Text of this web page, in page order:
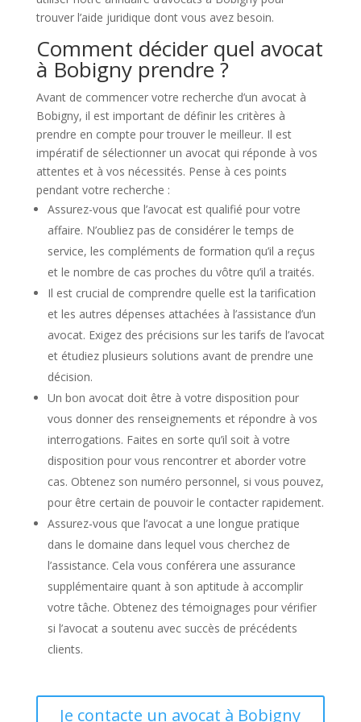
trouver l’aide juridique dont vous avez besoin.
Comment décider quel avocat
à Bobigny prendre ?
Avant de commencer votre recherche d’un avocat à
Bobigny, il est important de définir les critères à
prendre en compte pour trouver le meilleur. Il est
impératif de sélectionner un avocat qui réponde à vos
attentes et à vos nécessités. Pense à ces points
pendant votre recherche :
Assurez-vous que l’avocat est qualifié pour votre
affaire. N’oubliez pas de considérer le temps de
service, les compléments de formation qu’il a reçus
et le nombre de cas proches du vôtre qu’il a traités.
Il est crucial de comprendre quelle est la tarification
et les autres dépenses attachées à l’assistance d’un
avocat. Exigez des précisions sur les tarifs de l’avocat
et étudiez plusieurs solutions avant de prendre une
décision.
Un bon avocat doit être à votre disposition pour
vous donner des renseignements et répondre à vos
interrogations. Faites en sorte qu’il soit à votre
disposition pour vous rencontrer et aborder votre
cas. Obtenez son numéro personnel, si vous pouvez,
pour être certain de pouvoir le contacter rapidement.
Assurez-vous que l’avocat a une longue pratique
dans le domaine dans lequel vous cherchez de
l’assistance. Cela vous conférera une assurance
supplémentaire quant à son aptitude à accomplir
votre tâche. Obtenez des témoignages pour vérifier
si l’avocat a soutenu avec succès de précédents
clients.
Je contacte un avocat à Bobigny